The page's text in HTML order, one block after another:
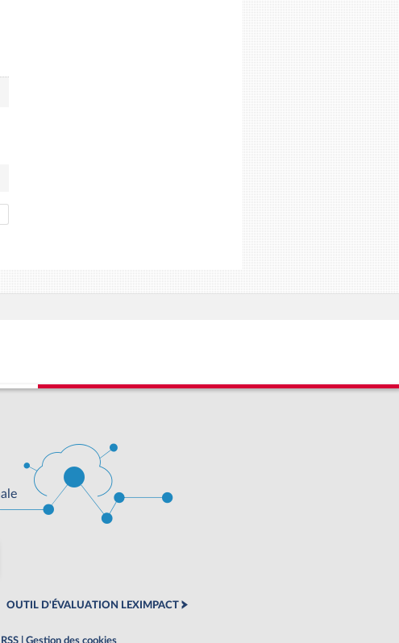
OUTIL D'ÉVALUATION LEXIMPACT
Gestion des cookies